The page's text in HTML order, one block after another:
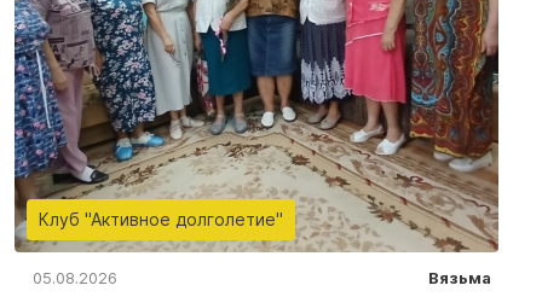
Клуб "Активное долголетие"
05.08.2026 Вязьма